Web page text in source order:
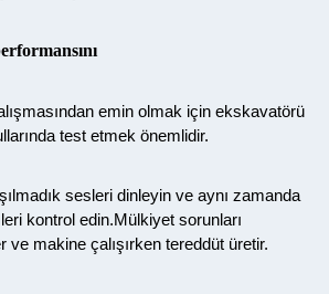
emin olmak için ekskavatörü
test etmek önemlidir.
sesleri dinleyin ve aynı zamanda
kontrol edin.Mülkiyet sorunları
ve makine çalışırken tereddüt üretir.